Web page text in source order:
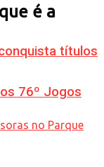
títulos
76º Jogos
é a